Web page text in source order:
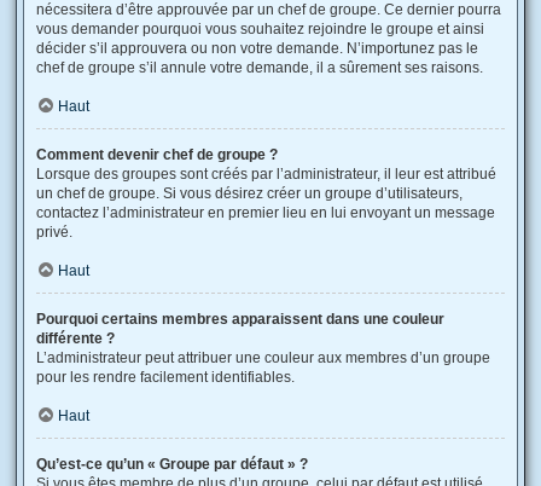
nécessitera d’être approuvée par un chef de groupe. Ce dernier pourra
vous demander pourquoi vous souhaitez rejoindre le groupe et ainsi
décider s’il approuvera ou non votre demande. N’importunez pas le
chef de groupe s’il annule votre demande, il a sûrement ses raisons.
Haut
Comment devenir chef de groupe ?
Lorsque des groupes sont créés par l’administrateur, il leur est attribué
un chef de groupe. Si vous désirez créer un groupe d’utilisateurs,
contactez l’administrateur en premier lieu en lui envoyant un message
privé.
Haut
Pourquoi certains membres apparaissent dans une couleur
différente ?
L’administrateur peut attribuer une couleur aux membres d’un groupe
pour les rendre facilement identifiables.
Haut
Qu’est-ce qu’un « Groupe par défaut » ?